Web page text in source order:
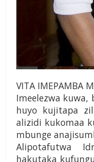
VITA IMEPAMBA
Imeelezwa kuwa,
huyo kujitapa
alizidi kukomaa
mbunge
Alipotafutwa
hakutaka